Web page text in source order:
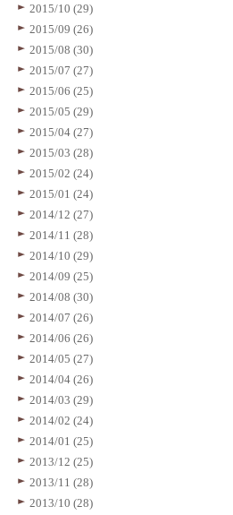
2015/10 (29)
2015/09 (26)
2015/08 (30)
2015/07 (27)
2015/06 (25)
2015/05 (29)
2015/04 (27)
2015/03 (28)
2015/02 (24)
2015/01 (24)
2014/12 (27)
2014/11 (28)
2014/10 (29)
2014/09 (25)
2014/08 (30)
2014/07 (26)
2014/06 (26)
2014/05 (27)
2014/04 (26)
2014/03 (29)
2014/02 (24)
2014/01 (25)
2013/12 (25)
2013/11 (28)
2013/10 (28)